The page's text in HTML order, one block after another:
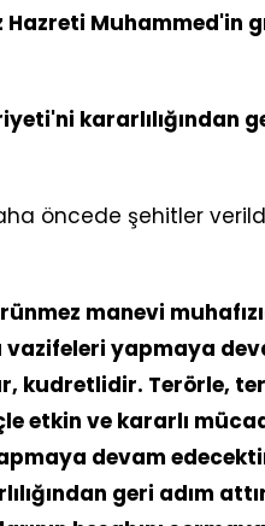
Hazreti Muhammed'in
kararlılığından
öncede şehitler
manevi
yapmaya
kudretlidir. Terörle,
etkin ve kararlı
devam
geri adım